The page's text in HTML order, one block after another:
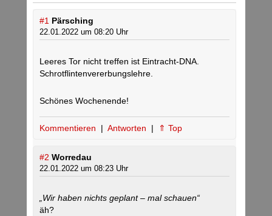
#1 Pärsching
22.01.2022 um 08:20 Uhr
Leeres Tor nicht treffen ist Eintracht-DNA.
Schrotflintenvererbungslehre.
Schönes Wochenende!
Kommentieren | Antworten | ⇑ Top
#2 Worredau
22.01.2022 um 08:23 Uhr
„Wir haben nichts geplant – mal schauen“
äh?